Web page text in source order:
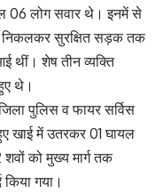
06 लोग सवार थे। इनमें से
निकलकर सुरक्षित सड़क तक
थीं। शेष तीन व्यक्ति
थे।
पुलिस व फायर सर्विस
खाई में उतरकर 01 घायल
शवों को मुख्य मार्ग तक
गया।